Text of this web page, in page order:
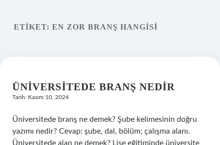
Yasal Uyarı
ETIKET: EN ZOR BRANŞ HANGISI
ÜNIVERSITEDE BRANŞ NEDIR
Tarih: Kasım 10, 2024
Üniversitede branş ne demek? Şube kelimesinin doğru
yazımı nedir? Cevap: şube, dal, bölüm; çalışma alanı.
Üniversitede alan ne demek? Lise eğitiminde üniversite